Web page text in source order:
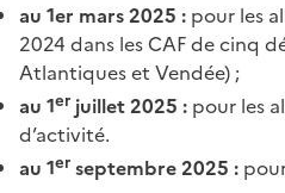
au 1er mars 2025 : pour les
2024 dans les CAF de cinq
Atlantiques et Vendée) ;
au 1er juillet 2025 : pour les
d’activité.
au 1er septembre 2025 :